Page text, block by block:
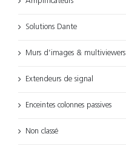
Solutions Dante
Murs d’images & multiviewers
Extendeurs de signal
Enceintes colonnes passives
Non classé